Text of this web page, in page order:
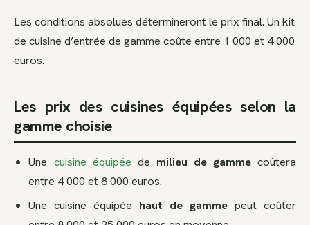
Les conditions absolues détermineront le prix final. Un kit
de cuisine d’entrée de gamme coûte entre 1 000 et 4 000
euros.
Les prix des cuisines équipées selon la
gamme choisie
Une cuisine équipée de milieu de gammecoûtera
entre 4 000 et 8 000 euros.
Une cuisine équipée haut de gamme peut coûter